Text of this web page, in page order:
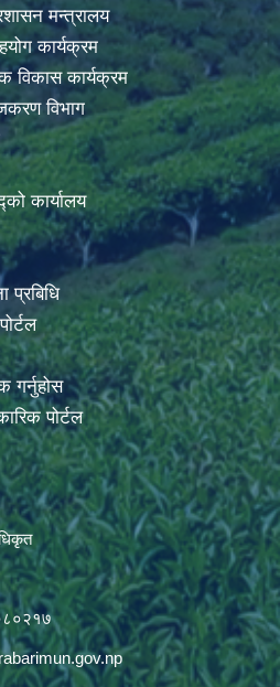
मन्त्रालय
कार्यक्रम
विकास कार्यक्रम
विभाग
कार्यालय
प्रबिधि
गर्नुहोस
पोर्टल